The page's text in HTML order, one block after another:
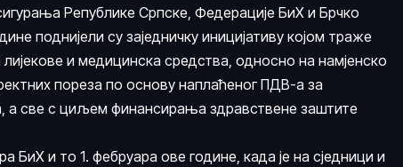
Републике Српске, Федерације БиХ и Брчко
поднијели су заједничку иницијативу којом траже
и медицинска средства, односно на намјенско
пореза по основу наплаћеног ПДВ-а за
а све с циљем финансирања здравствене заштите
БиХ и то 1. фебруара ове године, када је на сједници и